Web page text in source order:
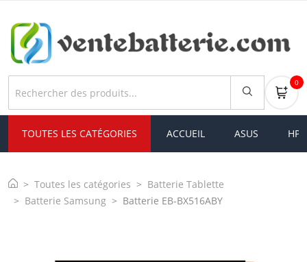
0
TOUTES LES CATÉGORIES ACCUEIL ASUS HP
Toutes les catégories
Batterie Tablette
Batterie Samsung
Batterie EB-BX516ABY